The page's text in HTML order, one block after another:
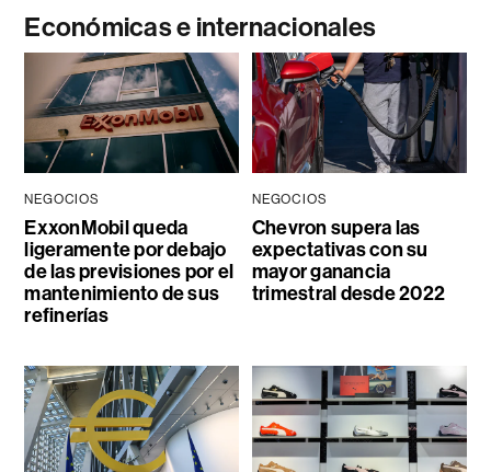
Económicas e internacionales
NEGOCIOS
ExxonMobil queda
ligeramente por debajo
de las previsiones por el
mantenimiento de sus
refinerías
NEGOCIOS
Chevron supera las
expectativas con su
mayor ganancia
trimestral desde 2022